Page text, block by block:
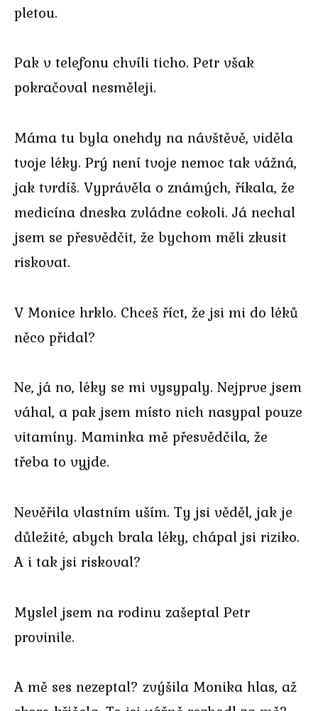
pletou.
Pak v telefonu chvíli ticho. Petr však
pokračoval nesměleji.
Máma tu byla onehdy na návštěvě, viděla
tvoje léky. Prý není tvoje nemoc tak vážná,
jak tvrdíš. Vyprávěla o známých, říkala, že
medicína dneska zvládne cokoli. Já nechal
jsem se přesvědčit, že bychom měli zkusit
riskovat.
V Monice hrklo. Chceš říct, že jsi mi do léků
něco přidal?
Ne, já no, léky se mi vysypaly. Nejprve jsem
váhal, a pak jsem místo nich nasypal pouze
vitamíny. Maminka mě přesvědčila, že
třeba to vyjde.
Nevěřila vlastním uším. Ty jsi věděl, jak je
důležité, abych brala léky, chápal jsi riziko.
A i tak jsi riskoval?
Myslel jsem na rodinu zašeptal Petr
provinile.
A mě ses nezeptal? zvýšila Monika hlas, až